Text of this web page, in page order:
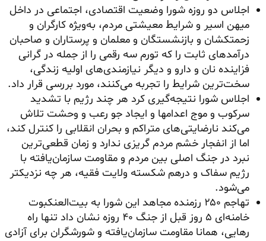
اجلاس دو روزه شورا وضعیت اقتصادی، اجتماعی در داخل
میهن اسیر و شرایط معیشتی مردم، به‌ویژه کارگران و
زحمتکشان و بازنشستگان و معلمان و پرستاران و صاحبان
درآمدهای ثابت را که تورم سه رقمی را از جمله در گرانی
فزاینده نان و دارو و دیگر نیازمندی‌های اولیه زندگی،
سخت‌ترین شرایط را تجربه می‌کنند، مورد بررسی قرار داد.
اجلاس شورا نتیجه‌گیری کرد هر چند رژیم با تشدید
سرکوب و موج اعدامها و ایجاد جو رعب و وحشت تلاش
می‌کند نارضایتی‌های متراکم و بحران انقلابی را کنترل کند،
اما از انفجار خشم مردم گریزی ندارد و زمان قطعی‌ترین
نبرد در جنگ اصلی بین مردم و مقاومت سازمان‌یافته با
رژیم سفاک و درهم شکسته ولایت فقیه، هر چه نزدیکتر
می‌شود.
تهاجم ۲۵۰ رزمنده مجاهد این شورا به بیت‌العنکبوت
خامنه‌ای ۵ روز قبل از جنگ ۴۰ روزه نشان داد تنها راه
رهایی، همانا مقاومت سازمان‌یافته و شورشگران برای آزادی